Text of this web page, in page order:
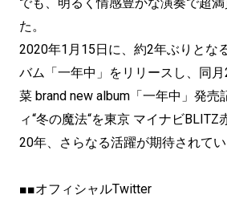
た。
2020年1月15日に、約2年ぶりとな
バム「一年中」をリリースし、同
菜 brand new album「一年中」発売
ィ“冬の魔法“を東京 マイナビ
20年、さらなる活躍が期待されてい
■■オフィシャルTwitter